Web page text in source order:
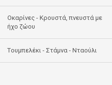
Οκαρίνες - Κρουστά, πνευστά με
ήχο ζώου
Tουμπελέκι - Στάμνα - Νταούλι